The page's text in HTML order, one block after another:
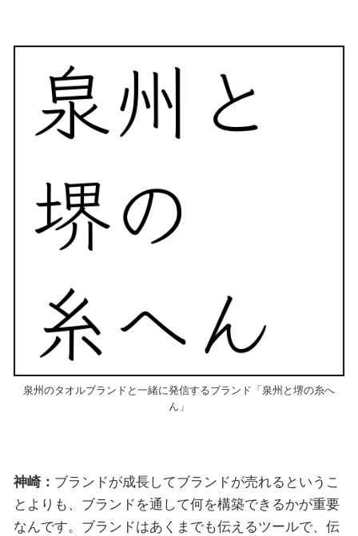
泉州のタオルブランドと一緒に発信するブランド「泉州と堺の糸へ
ん」
神崎： ブランドが成長してブランドが売れるというこ
とよりも、ブランドを通して何を構築できるかが重要
なんです。ブランドはあくまでも伝えるツールで、伝